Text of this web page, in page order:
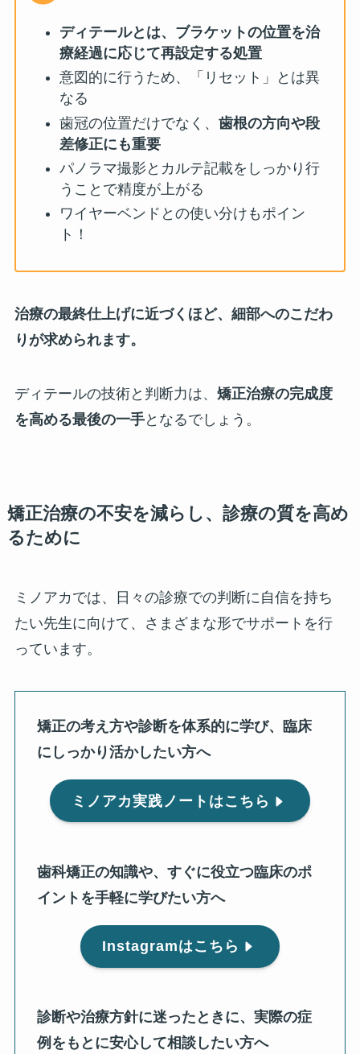
ディテールとは、ブラケットの位置を治
療経過に応じて再設定する処置
意図的に行うため、「リセット」とは異
なる
歯冠の位置だけでなく、 歯根の方向や段
差修正にも重要
パノラマ撮影とカルテ記載をしっかり行
うことで精度が上がる
ワイヤーベンドとの使い分けもポイン
ト！
治療の最終仕上げに近づくほど、細部へのこだわ
りが求められます。
ディテールの技術と判断力は、 矯正治療の完成度
を高める最後の一手となるでしょう。
矯正治療の不安を減らし、診療の質を高め
るために
ミノアカでは、日々の診療での判断に自信を持ち
たい先生に向けて、さまざまな形でサポートを行
っています。
矯正の考え方や診断を体系的に学び、臨床
にしっかり活かしたい方へ
ミノアカ実践ノートはこちら
歯科矯正の知識や、すぐに役立つ臨床のポ
イントを手軽に学びたい方へ
Instagramはこちら
診断や治療方針に迷ったときに、実際の症
例をもとに安心して相談したい方へ